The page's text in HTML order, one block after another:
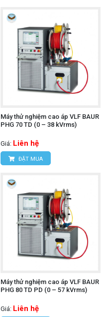
Máy thử nghiệm cao áp VLF BAUR
PHG 70 TD (0 – 38 kVrms)
Giá: Liên hệ
ĐẶT MUA
Máy thử nghiệm cao áp VLF BAUR
PHG 80 TD PD (0 – 57 kVrms)
Giá: Liên hệ